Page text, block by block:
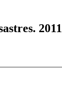
2011